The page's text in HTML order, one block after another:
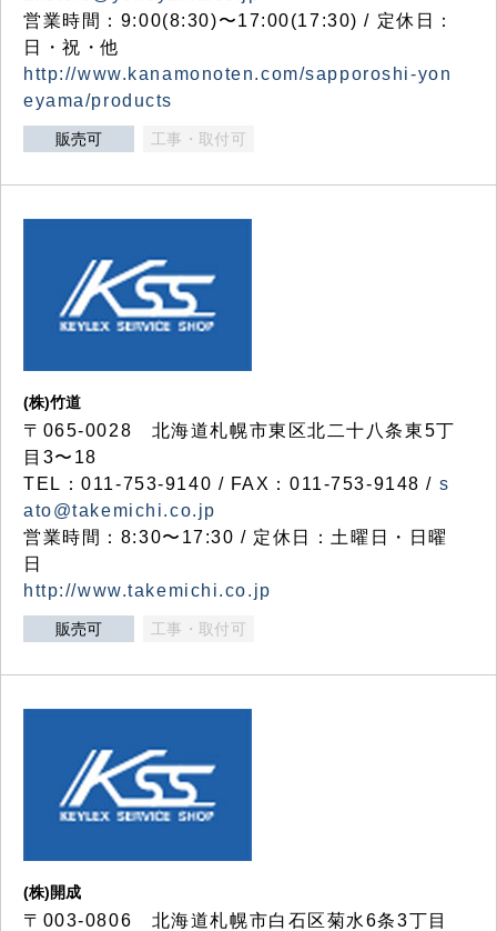
営業時間：9:00(8:30)〜17:00(17:30) / 定休日：
日・祝・他
http://www.kanamonoten.com/sapporoshi-yon
eyama/products
販売可 工事・取付可
(株)竹道
〒065-0028 北海道札幌市東区北二十八条東5丁
目3〜18
TEL：011-753-9140 / FAX：011-753-9148 / s
ato@takemichi.co.jp
営業時間：8:30〜17:30 / 定休日：土曜日・日曜
日
http://www.takemichi.co.jp
販売可 工事・取付可
(株)開成
〒003-0806 北海道札幌市白石区菊水6条3丁目